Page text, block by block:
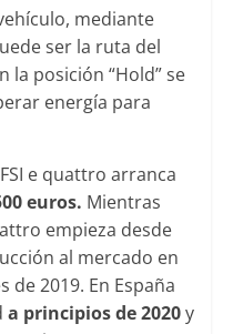
mediante
ser la ruta del
la posición “Hold” se
energía para
e quattro arranca
euros. Mientras
empieza desde
al mercado en
de 2019. En España
a principios de 2020y